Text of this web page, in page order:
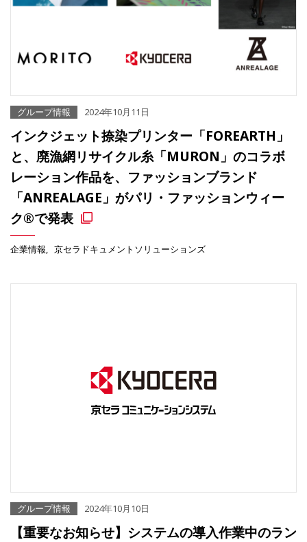
グループ情報 2024年10月11日
インクジェット捺染プリンター「FOREARTH」
と、廃漁網リサイクル糸「MURON」のコラボ
レーション作品を、ファッションブランド
「ANREALAGE」がパリ・ファッションウィー
ク®で発表
企業情報 京セラドキュメントソリューションズ
グループ情報 2024年10月10日
【重要なお知らせ】システムの導入作業中のラン